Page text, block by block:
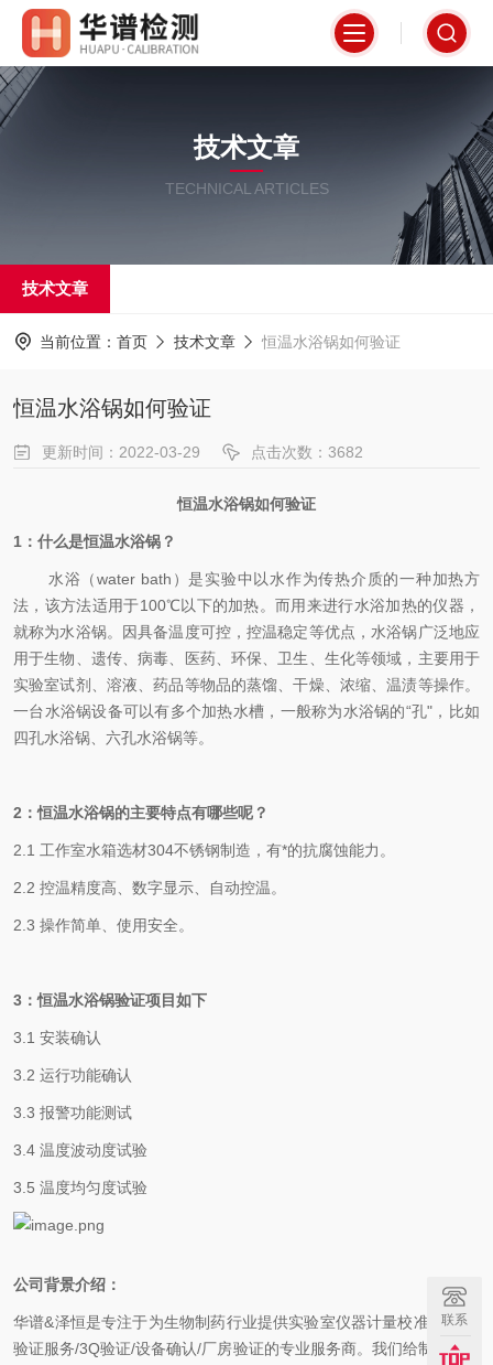
技术文章
TECHNICAL ARTICLES
技术文章
当前位置： 首页 技术文章 恒温水浴锅如何验证
恒温水浴锅如何验证
更新时间：2022-03-29 点击次数：3682
恒温水浴锅如何验证
1 ：什么是恒温水浴锅？
水浴（water bath ）是实验中以水作为传热介质的一种加热方
法，该方法适用于100℃以下的加热。而用来进行水浴加热的仪器，
就称为水浴锅。因具备温度可控，控温稳定等优点，水浴锅广泛地应
用于生物、遗传、病毒、医药、环保、卫生、生化等领域，主要用于
实验室试剂、溶液、药品等物品的蒸馏、干燥、浓缩、温渍等操作。
一台水浴锅设备可以有多个加热水槽，一般称为水浴锅的“孔"，比如
四孔水浴锅、六孔水浴锅等。
2 ：恒温水浴锅的主要特点有哪些呢？
2.1 工作室水箱选材304不锈钢制造，有*的抗腐蚀能力。
2.2 控温精度高、数字显示、自动控温。
2.3 操作简单、使用安全。
3 ：恒温水浴锅验证项目如下
3.1 安装确认
3.2 运行功能确认
3.3 报警功能测试
3.4 温度波动度试验
3.5 温度均匀度试验
公司背景介绍：
华谱&泽恒是专注于为生物制药行业提供实验室仪器计量校准、GMP
验证服务/3Q验证/设备确认/厂房验证的专业服务商。我们给制药客户
联系